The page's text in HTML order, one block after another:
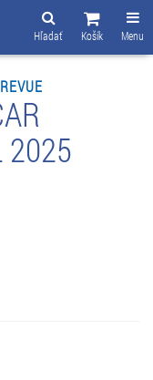
Menu
Košík
Hľadať
2025